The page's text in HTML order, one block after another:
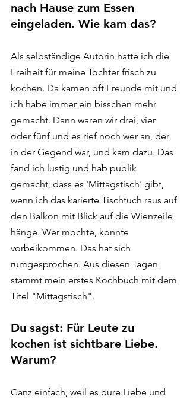
nach Hause zum Essen
eingeladen. Wie kam das?
Als selbständige Autorin hatte ich die
Freiheit für meine Tochter frisch zu
kochen. Da kamen oft Freunde mit und
ich habe immer ein bisschen mehr
gemacht. Dann waren wir drei, vier
oder fünf und es rief noch wer an, der
in der Gegend war, und kam dazu. Das
fand ich lustig und hab publik
gemacht, dass es 'Mittagstisch' gibt,
wenn ich das karierte Tischtuch raus auf
den Balkon mit Blick auf die Wienzeile
hänge. Wer mochte, konnte
vorbeikommen. Das hat sich
rumgesprochen. Aus diesen Tagen
stammt mein erstes Kochbuch mit dem
Titel "Mittagstisch".
Du sagst: Für Leute zu
kochen ist sichtbare Liebe.
Warum?
Ganz einfach, weil es pure Liebe und